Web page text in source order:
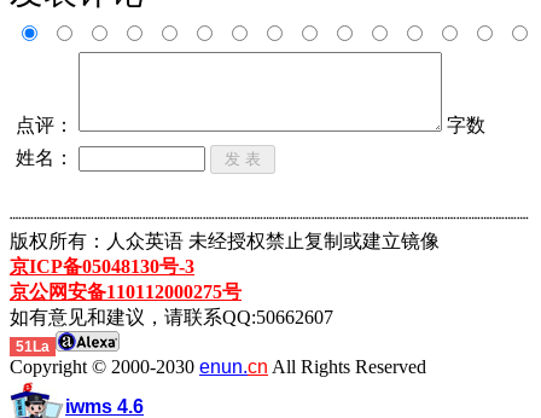
点评：
字数
姓名：
┈┈┈┈┈┈┈┈┈┈┈┈┈┈┈┈┈┈┈┈┈┈┈┈┈┈┈┈┈┈┈┈┈┈┈┈┈┈┈┈┈┈┈
版权所有：人众英语 未经授权禁止复制或建立镜像
京ICP备05048130号-3
京公网安备110112000275号
如有意见和建议，请联系QQ:50662607
51La
Copyright © 2000-2030 enun.cn All Rights Reserved
iwms 4.6